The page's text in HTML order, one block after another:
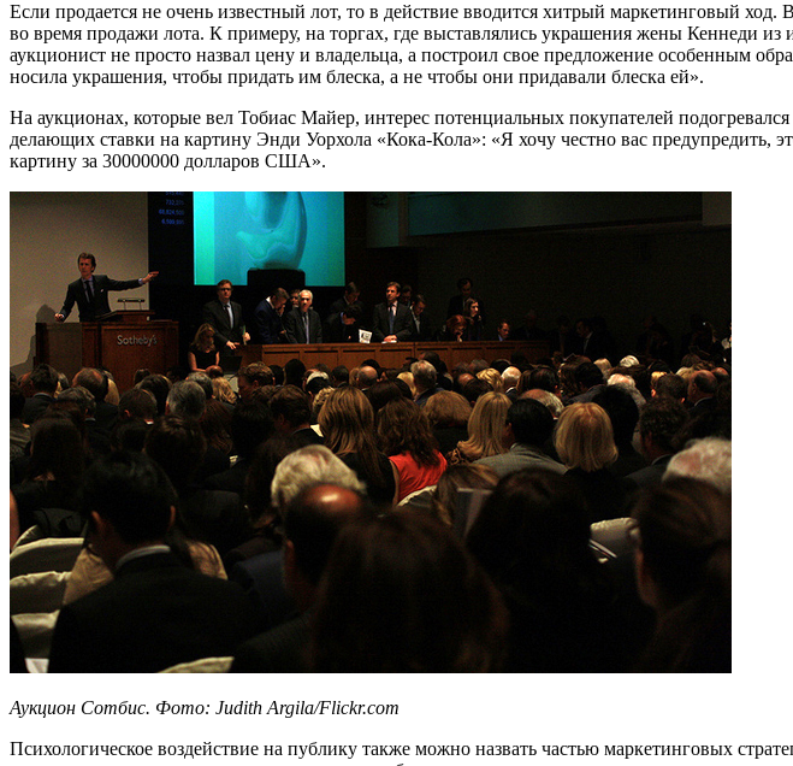
Если продается не очень известный лот, то в действие вводится хитрый маркетинговый ход.
во время продажи лота. К примеру, на торгах, где выставлялись украшения жены Кеннеди из
аукционист не просто назвал цену и владельца, а построил свое предложение особенным
носила украшения, чтобы придать им блеска, а не чтобы они придавали блеска ей».
На аукционах, которые вел Тобиас Майер, интерес потенциальных покупателей
делающих ставки на картину Энди Уорхола «Кока-Кола»: «Я хочу честно вас предупредить,
картину за 30000000 долларов США».
Аукцион Сотбис. Фото: Judith Argila/Flickr.com
Психологическое воздействие на публику также можно назвать частью маркетинговых